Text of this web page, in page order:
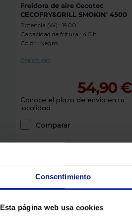
Consentimiento
Esta página web usa cookies
Freidora de aire Cecotec
CECOFRY&GRILL SMOKIN' 4500
Potencia (W) : 1900
Capacidad de fritura : 4.5 lt
Color : Negro
54,90 €
Conoce el plazo de envío en tu
localidad...
Comparar
Envío gratis